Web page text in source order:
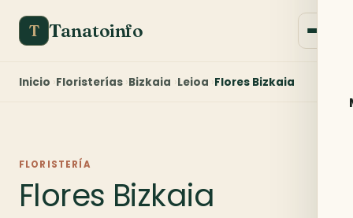
T Tanatoinfo
Inicio Floristerías Bizkaia Leioa Flores Bizkaia
FLORISTERÍA
Flores Bizkaia